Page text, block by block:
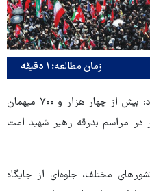
زمان مطالعه: ۱ دقیقه
به گزارش قدس، مهدی شاد اظهار کرد: بیش از چهار هزار و ۷۰۰ میهمان
حضور در مراسم بدرقه رهبر شهید امت
مختلف، جلوه‌ای از جایگاه